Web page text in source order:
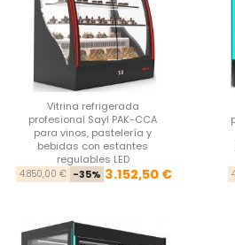
Vitrina refrigerada
profesional Sayl PAK-CCA
para vinos, pastelería y
bebidas con estantes
regulables LED
Precio
4.850,00 € -35% Precio
3.152,50 €